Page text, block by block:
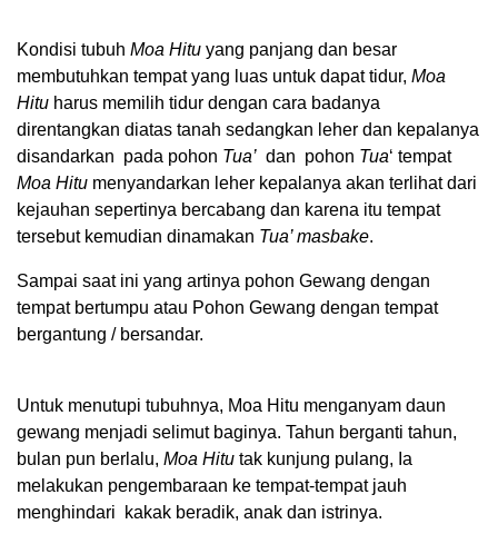
Kondisi tubuh Moa Hitu yang panjang dan besar
membutuhkan tempat yang luas untuk dapat tidur, Moa
Hitu harus memilih tidur dengan cara badanya
direntangkan diatas tanah sedangkan leher dan kepalanya
disandarkan pada pohon Tua’ dan pohon Tua‘ tempat
Moa Hitu menyandarkan leher kepalanya akan terlihat dari
kejauhan sepertinya bercabang dan karena itu tempat
tersebut kemudian dinamakan Tua’ masbake.
Sampai saat ini yang artinya pohon Gewang dengan
tempat bertumpu atau Pohon Gewang dengan tempat
bergantung / bersandar.
Untuk menutupi tubuhnya, Moa Hitu menganyam daun
gewang menjadi selimut baginya. Tahun berganti tahun,
bulan pun berlalu, Moa Hitu tak kunjung pulang, Ia
melakukan pengembaraan ke tempat-tempat jauh
menghindari kakak beradik, anak dan istrinya.